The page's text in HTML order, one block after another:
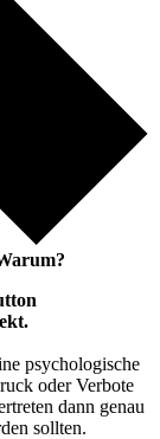
psychologische
oder Verbote
dann genau
sollten.